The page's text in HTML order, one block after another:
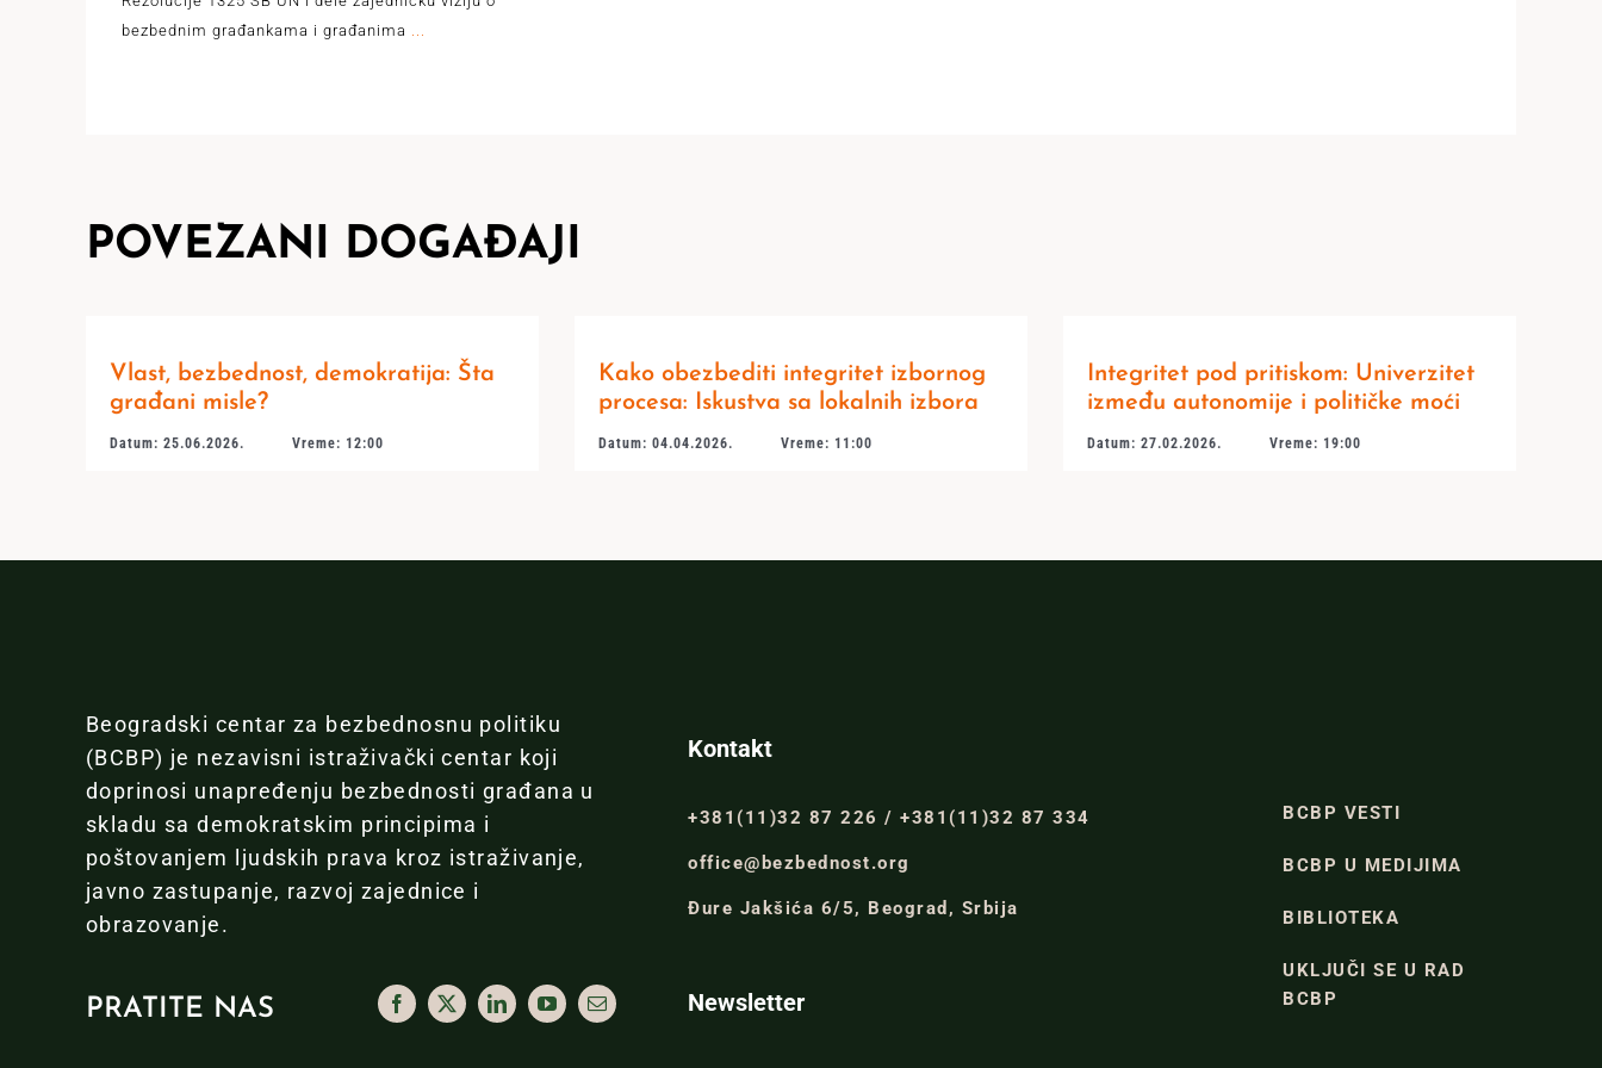
bezbednim građankama i građanima
POVEZANI DOGAĐAJI
Vlast, bezbednost, demokratija: Šta
građani misle?
Datum: 25.06.2026. Vreme: 12:00
Kako obezbediti integritet izbornog
procesa: Iskustva sa lokalnih izbora
Datum: 04.04.2026. Vreme: 11:00
Integritet pod pritiskom: Univerzitet
između autonomije i političke moći
Datum: 27.02.2026. Vreme: 19:00
Beogradski centar za bezbednosnu politiku
(BCBP) je nezavisni istraživački centar koji
doprinosi unapređenju bezbednosti građana u
skladu sa demokratskim principima i
poštovanjem ljudskih prava kroz istraživanje,
javno zastupanje, razvoj zajednice i
obrazovanje.
PRATITE NAS
Kontakt
+381(11)32 87 226 / +381(11)32 87 334
office@bezbednost.org
Đure Jakšića 6/5, Beograd, Srbija
Newsletter
BCBP VESTI
BCBP U MEDIJIMA
BIBLIOTEKA
UKLJUČI SE U RAD
BCBP